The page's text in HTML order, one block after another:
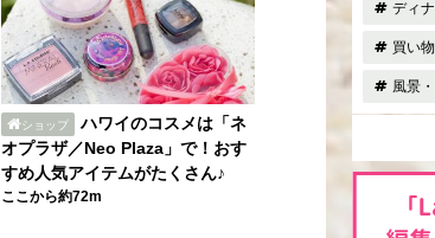
ショップ
ハワイのコスメは「ネ
オプラザ／Neo Plaza」で！おす
すめ人気アイテムがたくさん♪
ここから約72m
ディ
買い物
風景